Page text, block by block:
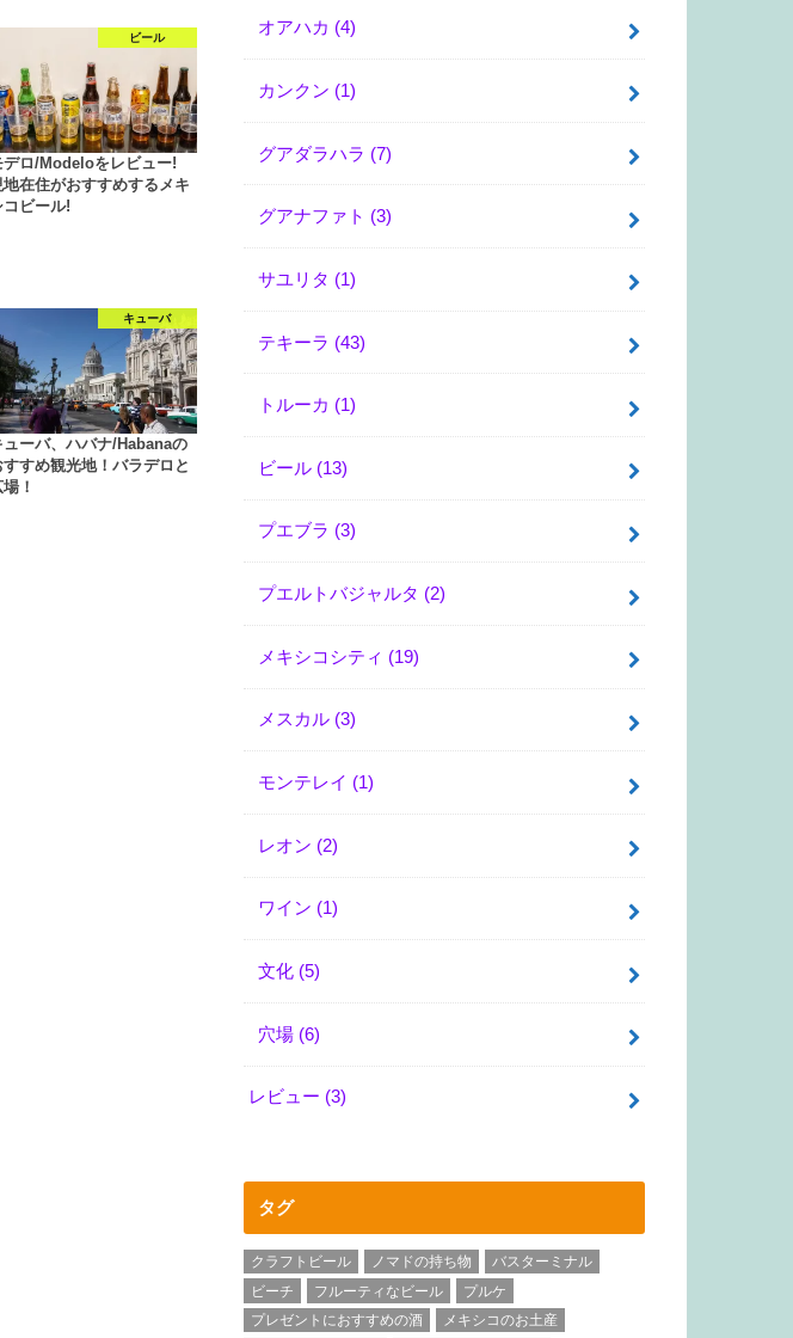
ビール
デロ/Modeloをレビュー!
地在住がおすすめするメキ
コビール!
キューバ
ューバ、ハバナ/Habanaの
すすめ観光地！バラデロと
！
オアハカ (4)
カンクン (1)
グアダラハラ (7)
グアナファト (3)
サユリタ (1)
テキーラ (43)
トルーカ (1)
ビール (13)
プエブラ (3)
プエルトバジャルタ (2)
メキシコシティ (19)
メスカル (3)
モンテレイ (1)
レオン (2)
ワイン (1)
文化 (5)
穴場 (6)
レビュー (3)
タグ
クラフトビール ノマドの持ち物
バスターミナル
ビーチ
フルーティなビール
プルケ
プレゼントにおすすめの酒
メキシコのお土産